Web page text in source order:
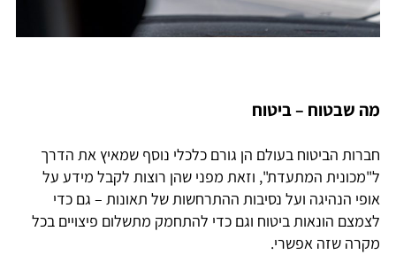
מה שבטוח – ביטוח
חברות הביטוח בעולם הן גורם כלכלי נוסף שמאיץ את הדרך
ל"מכונית המתעדת", וזאת מפני שהן רוצות לקבל מידע על
אופי הנהיגה ועל נסיבות ההתרחשות של תאונות – גם כדי
לצמצם הונאות ביטוח וגם כדי להתחמק מתשלום פיצויים בכל
מקרה שזה אפשרי.